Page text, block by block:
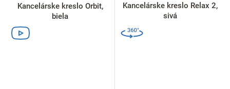
Kancelárske kreslo Orbit,
biela
Kancelárske kreslo Relax 2,
sivá